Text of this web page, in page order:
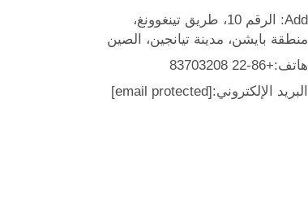
Add: الرقم 10، طريق تينغوونغ،
منطقة بايشن، مدينة تيانجين، الصين
هاتف:+86-22 83703208
البريد الإلكتروني:[email protected]